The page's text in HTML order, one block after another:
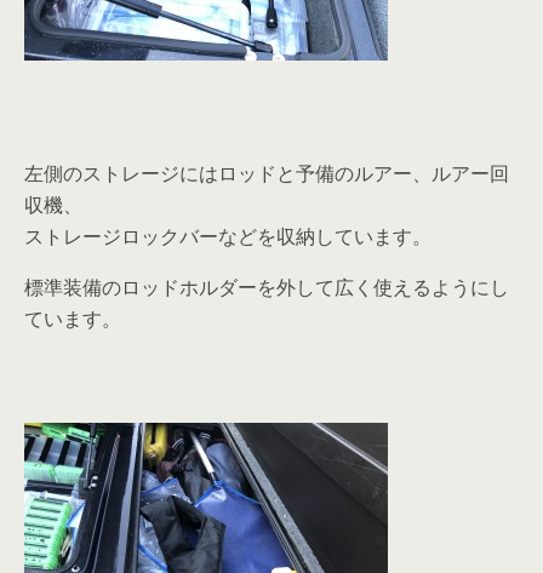
左側のストレージにはロッドと予備のルアー、ルアー回
収機、
ストレージロックバーなどを収納しています。
標準装備のロッドホルダーを外して広く使えるようにし
ています。